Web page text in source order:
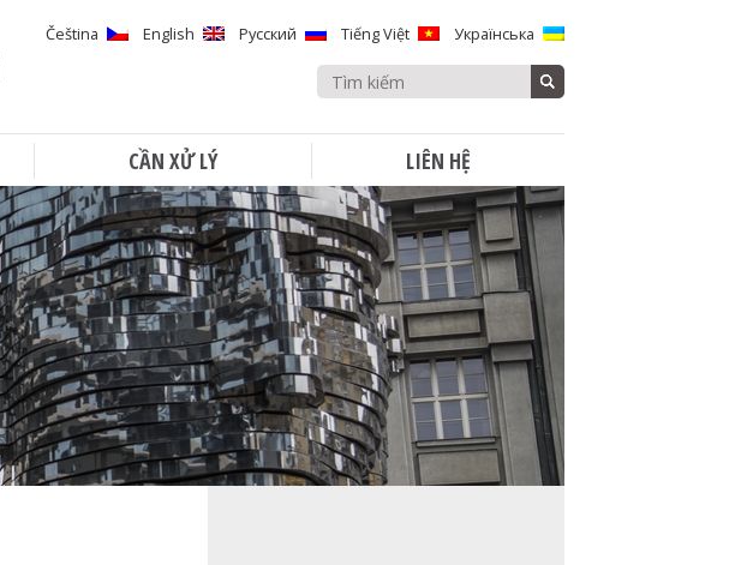
Čeština English Русский Tiếng Việt Українська
CẦN XỬ LÝ LIÊN HỆ